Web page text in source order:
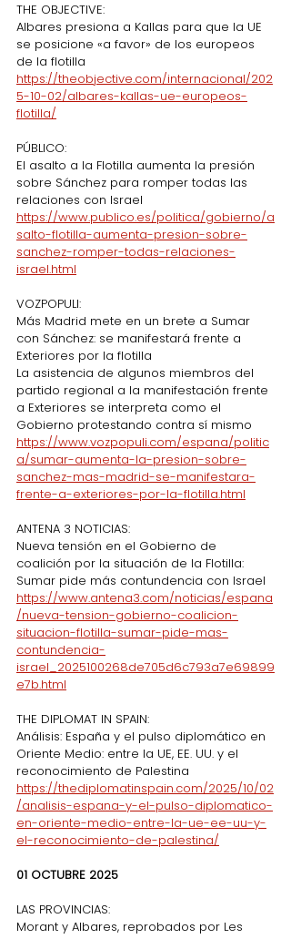
THE OBJECTIVE:
Albares presiona a Kallas para que la UE
se posicione «a favor» de los europeos
de la flotilla
https://theobjective.com/internacional/202
5-10-02/albares-kallas-ue-europeos-
flotilla/
PÚBLICO:
El asalto a la Flotilla aumenta la presión
sobre Sánchez para romper todas las
relaciones con Israel
https://www.publico.es/politica/gobierno/a
salto-flotilla-aumenta-presion-sobre-
sanchez-romper-todas-relaciones-
israel.html
VOZPOPULI:
Más Madrid mete en un brete a Sumar
con Sánchez: se manifestará frente a
Exteriores por la flotilla
La asistencia de algunos miembros del
partido regional a la manifestación frente
a Exteriores se interpreta como el
Gobierno protestando contra sí mismo
https://www.vozpopuli.com/espana/politic
a/sumar-aumenta-la-presion-sobre-
sanchez-mas-madrid-se-manifestara-
frente-a-exteriores-por-la-flotilla.html
ANTENA 3 NOTICIAS:
Nueva tensión en el Gobierno de
coalición por la situación de la Flotilla:
Sumar pide más contundencia con Israel
https://www.antena3.com/noticias/espana
/nueva-tension-gobierno-coalicion-
situacion-flotilla-sumar-pide-mas-
contundencia-
israel_2025100268de705d6c793a7e69899
e7b.html
THE DIPLOMAT IN SPAIN:
Análisis: España y el pulso diplomático en
Oriente Medio: entre la UE, EE. UU. y el
reconocimiento de Palestina
https://thediplomatinspain.com/2025/10/02
/analisis-espana-y-el-pulso-diplomatico-
en-oriente-medio-entre-la-ue-ee-uu-y-
el-reconocimiento-de-palestina/
01 OCTUBRE 2025
LAS PROVINCIAS:
Morant y Albares, reprobados por Les